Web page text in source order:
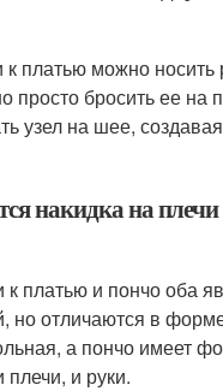
к платью можно
просто бросить ее на
узел на шее,
накидка на
к платью и пончо оба
но отличаются в
а пончо имеет
и руки.